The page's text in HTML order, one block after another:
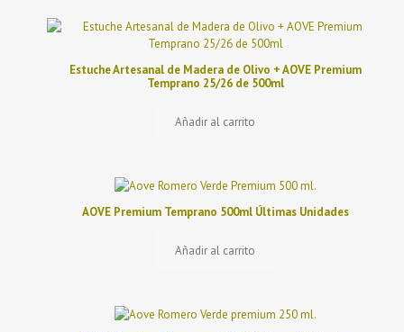
Estuche Artesanal de Madera de Olivo + AOVE Premium
Temprano 25/26 de 500ml
Añadir al carrito
AOVE Premium Temprano 500ml Últimas Unidades
Añadir al carrito